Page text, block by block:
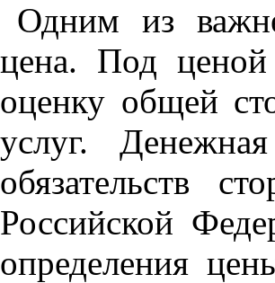
Одним из
цена. Под ценой
оценку общей
услуг.
обязательств
Российской
определения